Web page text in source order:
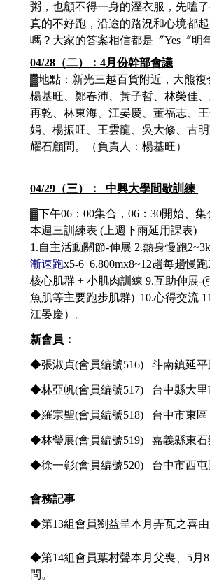
粥，也顧不得一身的溼衣服，先嗑
真的不好跑，沿途的路況和心境都
嗎？大家的答案相信都是〞Yes 〞明
04/28（二）：4月份幹部會議
▓地點：新光三越百貨附近，大熊複
楊基旺、鄭春沛、黃子哲、林榮佳
再乾、林東海、江晏慶、董福志、
娟、楊振旺、王雲龍、吳大修、古
耀石顧問。（負責人：楊基旺）
04/29（三）： 中興大學間歇訓練
▓下午06：00集合，06：30開始、
本週三訓練表 ( 上週下雨延用課表)
1.自主活動關節-伸展 2.熱身慢跑
漸速跑x5-6 6.800mx8~12趟每趟慢跑
核心肌群 + 小肌肉訓練 9.互助伸展-(
魚肌等主要跑步肌群) 10.心得交流
江晏慶）
。
新會員：
◆張淑貞(會員編號516) 斗南鎮延
◆林亞帆(會員編號517) 台中縣大
◆羅宗聖(會員編號518) 台中市
◆林瑩展(會員編號519) 嘉義縣東
◆徐一彰(會員編號520) 台中市西
會務記事
◆第13組會員劉益呈本月弄瓦之喜
◆第14組會員葉村聲本月父喪、5
問。